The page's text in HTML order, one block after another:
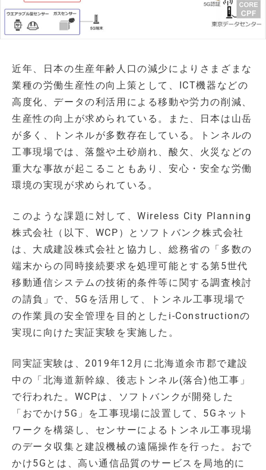
近年、日本の生産年齢人口の減少によりさまざまな
業種の労働生産性の向上策として、ICT機器などの
高度化、データの利活用による移動や労力の削減、
生産性の向上が求められている。また、日本は山岳
が多く、トンネルが多数存在している。トンネルの
工事現場では、落盤や土砂崩れ、酸欠、火災などの
重大な事故が起こることもあり、安心・安全な労働
環境の実現が求められている。
このような課題に対して、Wireless City Planning
株式会社（以下、WCP）とソフトバンク株式会社
は、大成建設株式会社と協力し、総務省の「多数の
端末からの同時接続要求を処理可能とする第5世代
移動通信システムの技術的条件等に関する調査検討
の請負」で、5Gを活用して、トンネル工事現場で
の作業員の安全管理を目的としたi-Constructionの
実現に向けた実証実験を実施した。
同実証実験は、2019年12月に北海道余市郡で建設
中の「北海道新幹線、後志トンネル(落合)他工事」
で行われた。WCPは、ソフトバンクが開発した
「おでかけ5G」を工事現場に設置して、5Gネット
ワークを構築し、センサーによるトンネル工事現場
のデータ収集と建設機械の遠隔操作を行った。おで
かけ5Gとは、高い通信品質のサービスを局地的に